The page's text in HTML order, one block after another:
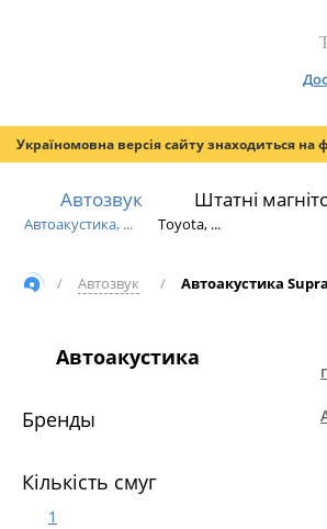
Україномовна версія сайту знаходиться
Автозвук
Автоакустика, ...
Штатні
Toyota, ...
/ Автозвук / Автоакустика Supra
Автоакустика
Бренды
Кількість смуг
1